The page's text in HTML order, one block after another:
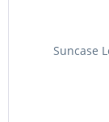
Suncase